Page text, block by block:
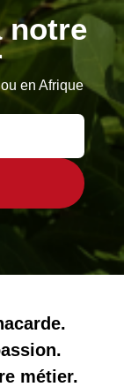
notre
en Afrique
métier.